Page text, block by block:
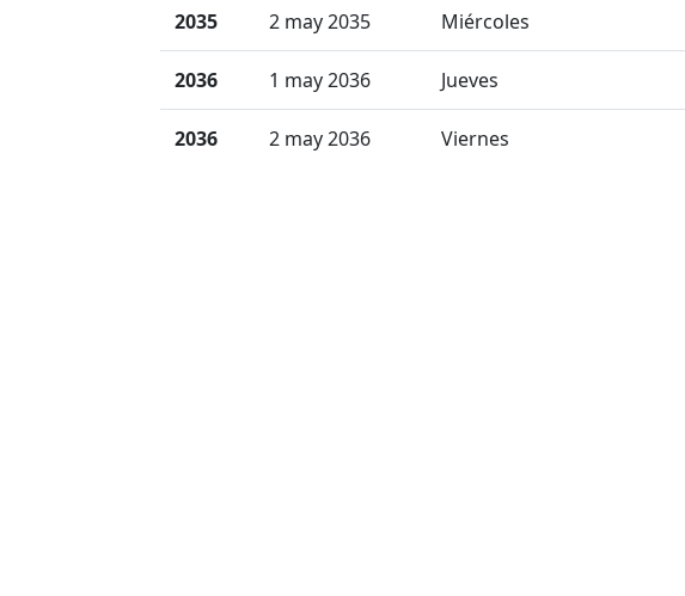
2035 2 may 2035 Miércoles
2036 1 may 2036 Jueves
2036 2 may 2036 Viernes